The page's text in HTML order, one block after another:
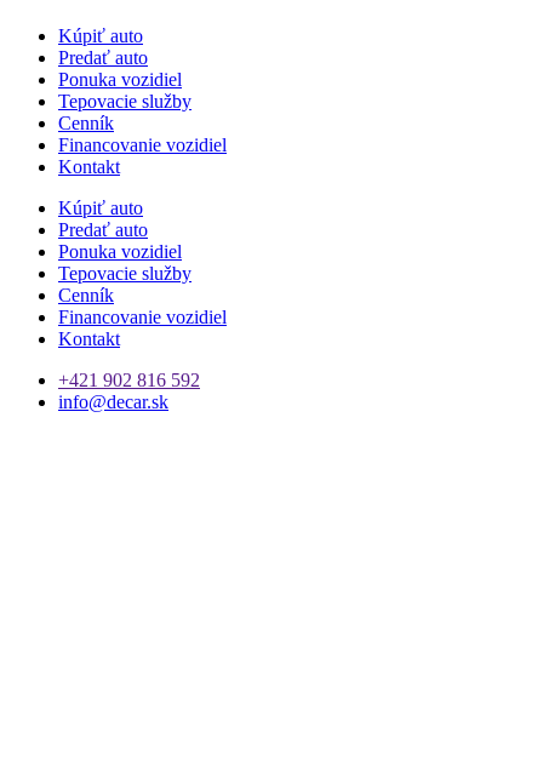
Kúpiť auto
Predať auto
Ponuka vozidiel
Tepovacie služby
Cenník
Financovanie vozidiel
Kontakt
Kúpiť auto
Predať auto
Ponuka vozidiel
Tepovacie služby
Cenník
Financovanie vozidiel
Kontakt
+421 902 816 592
info@decar.sk